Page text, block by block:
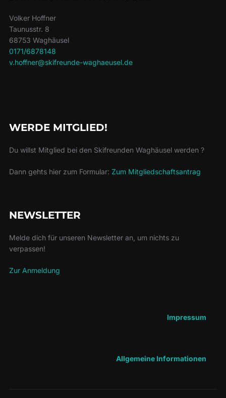
Volker Hoffner
Taunusstr. 8
68753 Waghäusel
0171/6878148
v.hoffner@skifreunde-waghaeusel.de
WERDE MITGLIED!
Du willst Mitglied bei den Skifreunden Waghäusel werden ?
Dann gehts hier zum Formular: Zum Mitgliedschaftsantrag
NEWSLETTER
Melde dich für unseren Newsletter an, um nichts zu
verpassen!
Zur Anmeldung
Impressum
Allgemeine Informationen